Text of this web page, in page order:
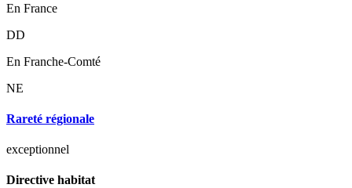
En France
DD
En Franche-Comté
NE
Rareté régionale
exceptionnel
Directive habitat